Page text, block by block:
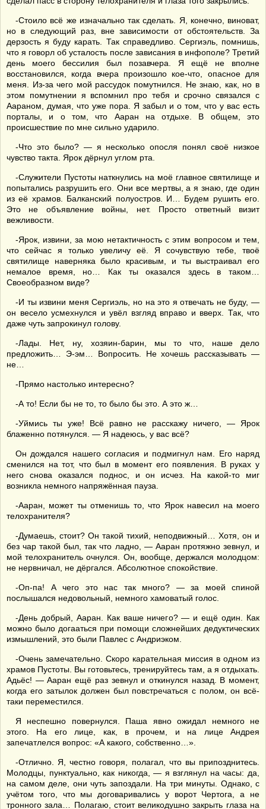
-Стоило всё же изначально так сделать. Я, конечно, виноват,
но в следующий раз, вне зависимости от обстоятельств. За
дерзость я буду карать. Так справедливо. Сергиэль, помнишь,
что я говорл об усталость после зависания в инфополе? Третий
день моего бессилия был позавчера. Я ещё не вполне
восстановился, когда вчера произошло кое-что, опасное для
меня. Из-за чего мой рассудок помутнился. Не знаю, как, но в
этом помутнении я вспомнил про тебя и срочно связался с
Аараном, думая, что уже пора. Я забыл и о том, что у вас есть
порталы, и о том, что Ааран на отдыхе. В общем, это
происшествие по мне сильно ударило.
-Что это было? — я несколько опосля понял своё низкое
чувство такта. Ярок дёрнул углом рта.
-Служители Пустоты наткнулись на моё главное святилище и
попытались разрушить его. Они все мертвы, а я знаю, где один
из её храмов. Балканский полуостров. И… Будем рушить его.
Это не объявление войны, нет. Просто ответный визит
вежливости.
-Ярок, извини, за мою нетактичность с этим вопросом и тем,
что сейчас я только увеличу её. Я сочувствую тебе, твоё
святилище наверняка было красивым, и ты выстраивал его
немалое время, но… Как ты оказался здесь в таком…
Своеобразном виде?
-И ты извини меня Сергиэль, но на это я отвечать не буду, —
он весело усмехнулся и увёл взгляд вправо и вверх. Так, что
даже чуть запрокинул голову.
-Лады. Нет, ну, хозяин-барин, мы то что, наше дело
предложить… Э-эм… Вопросить. Не хочешь рассказывать —
не…
-Прямо настолько интересно?
-А то! Если бы не то, то было бы это. А это ж…
-Уймись ты уже! Всё равно не расскажу ничего, — Ярок
блаженно потянулся. — Я надеюсь, у вас всё?
Он дождался нашего согласия и подмигнул нам. Его наряд
сменился на тот, что был в момент его появления. В руках у
него снова оказался поднос, и он исчез. На какой-то миг
возникла немного напряжённая пауза.
-Ааран, может ты отменишь то, что Ярок навесил на моего
телохранителя?
-Думаешь, стоит? Он такой тихий, неподвижный… Хотя, он и
без чар такой был, так что ладно, — Ааран протяжно зевнул, и
мой телохранитель очнулся. Он, вообще, держался молодцом:
не нервничал, не дёргался. Абсолютное спокойствие.
-Оп-па! А чего это нас так много? — за моей спиной
послышался недовольный, немного хамоватый голос.
-День добрый, Ааран. Как ваше ничего? — и ещё один. Как
можно было догааться при помощи сложнейших дедуктических
измышлений, это были Павлес с Андриэком.
-Очень замечательно. Скоро карательная миссия в одном из
храмов Пустоты. Вы готовьтесь, тренируйтесь там, а я отдыхать.
Адьёс! — Ааран ещё раз зевнул и откинулся назад. В момент,
когда его затылок должен был повстречаться с полом, он всё-
таки переместился.
Я неспешно повернулся. Паша явно ожидал немного не
этого. На его лице, как, в прочем, и на лице Андрея
запечатлелся вопрос: «А какого, собственно…».
-Отлично. Я, честно говоря, полагал, что вы припозднитесь.
Молодцы, пунктуально, как никогда, — я взглянул на часы: да,
на самом деле, они чуть запоздали. На три минуты. Однако, с
учётом того, что мы договаривались у ворот Чертога, а не
тронного зала… Полагаю, стоит великодушно закрыть глаза на